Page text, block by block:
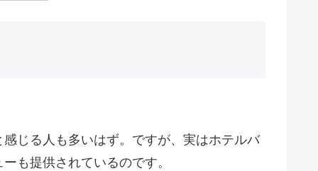
じる人も多いはず。ですが、実はホテルバ
も提供されているのです。